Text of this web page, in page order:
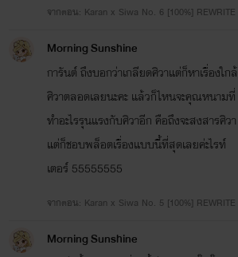
จากตอน: Karan x Siwa No. 6 [100%] REWRITE
Morning Sunshine
การันต์ ถึงบอกว่าเกลียดศิวาแต่ก็หาเรื่องใกล้
ศิวาตลอดเลยนะคะ แล้วก็ไหนจะคุณหนามที่
ทำอะไรรุนแรงกับศิวาอีก คือถึงจะสงสารศิวา
แต่ก็ชอบพล็อตเรื่องแบบนี้ที่สุดเลยค่ะไรท์
เตอร์ 55555555
จากตอน: Karan x Siwa No. 5 [100%] REWRITE
Morning Sunshine